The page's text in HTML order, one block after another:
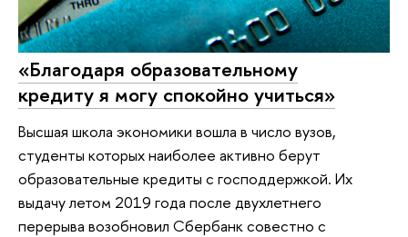
«Благодаря образовательному
кредиту я могу спокойно учиться»
Высшая школа экономики вошла в число вузов,
студенты которых наиболее активно берут
образовательные кредиты с господдержкой. Их
выдачу летом 2019 года после двухлетнего
перерыва возобновил Сбербанк совестно с